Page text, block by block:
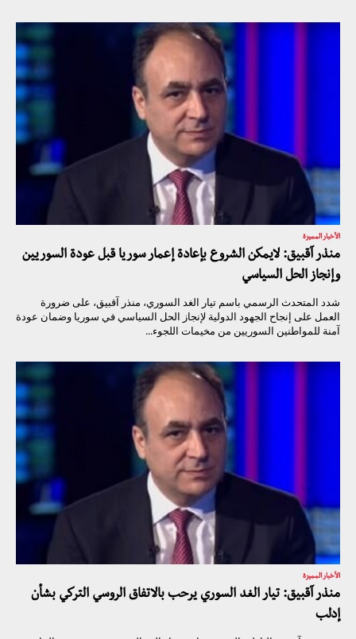
الأخبار المميزة
منذر آقبيق: لايمكن الشروع بإعادة إعمار سوريا قبل عودة السوريين
وإنجاز الحل السياسي
شدد المتحدث الرسمي باسم تيار الغد السوري، منذر آقبيق، على ضرورة
العمل على إنجاح الجهود الدولية لإنجاز الحل السياسي في سوريا وضمان عودة
آمنة للمواطنين السوريين من مخيمات اللجوء...
الأخبار المميزة
منذر آقبيق: تيار الغد السوري يرحب بالاتفاق الروسي التركي بشأن
إدلب